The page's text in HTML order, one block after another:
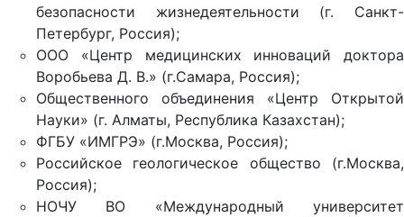
безопасности жизнедеятельности (г. Санкт-
Петербург, Россия);
ООО «Центр медицинских инноваций доктора
Воробьева Д. В.» (г.Самара, Россия);
Общественного объединения «Центр Открытой
Науки» (г. Алматы, Республика Казахстан);
ФГБУ «ИМГРЭ» (г.Москва, Россия);
Российское геологическое общество (г.Москва,
Россия);
НОЧУ ВО «Международный университет